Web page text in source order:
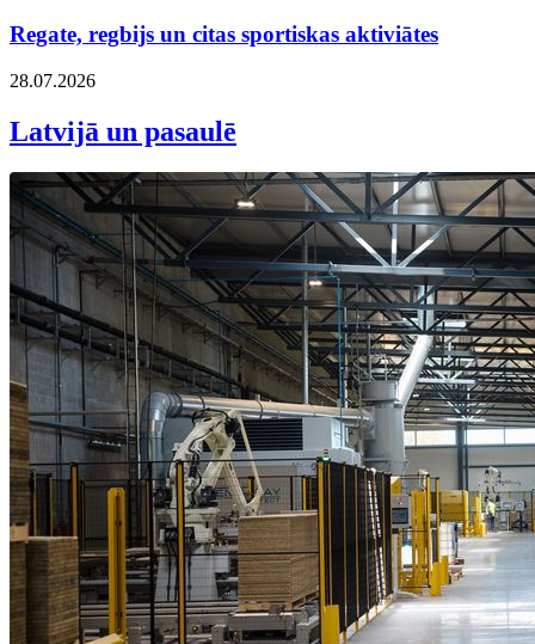
Regate, regbijs un citas sportiskas aktiviātes
28.07.2026
Latvijā un pasaulē